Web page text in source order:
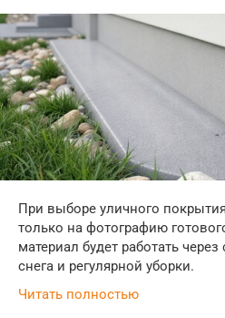
При выборе уличного
только на фотографию
материал будет работать
снега и регулярной уборки.
Читать полностью